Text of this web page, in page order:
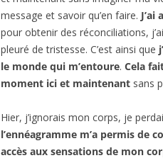
message et savoir qu’en faire.
pour obtenir des réconciliations,
pleuré de tristesse. C’est ainsi que
le monde qui m’entoure. Cela
moment ici et maintenant sans
Hier, j’ignorais mon corps, je
l’ennéagramme m’a permis de
accès aux sensations de mon